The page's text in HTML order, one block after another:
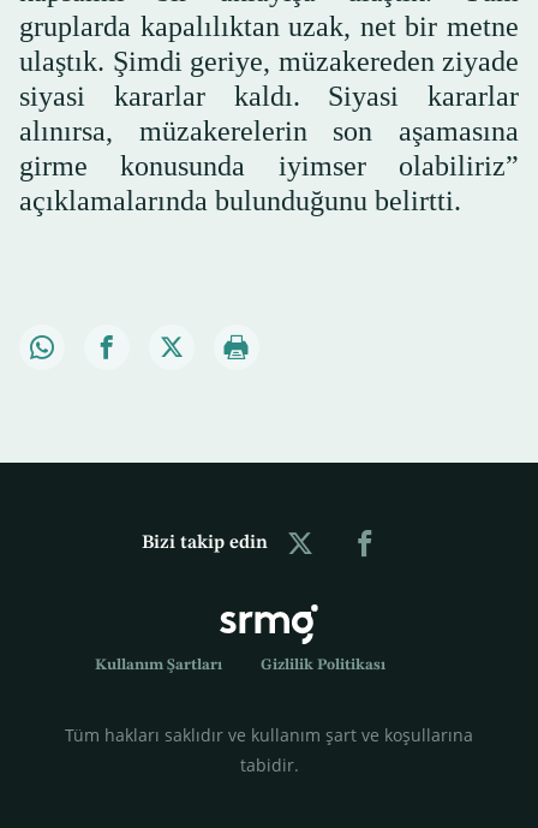
gruplarda kapalılıktan uzak, net bir metne
ulaştık. Şimdi geriye, müzakereden ziyade
siyasi kararlar kaldı. Siyasi kararlar
alınırsa, müzakerelerin son aşamasına
girme konusunda iyimser olabiliriz”
açıklamalarında bulunduğunu belirtti.
Bizi takip edin
Kullanım Şartları Gizlilik Politikası
Tüm hakları saklıdır ve kullanım şart ve koşullarına
tabidir.